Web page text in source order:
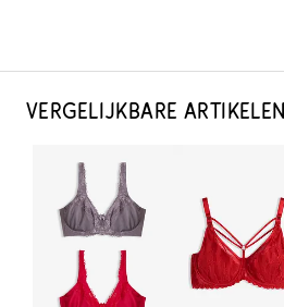
VERGELIJKBARE ARTIKELEN